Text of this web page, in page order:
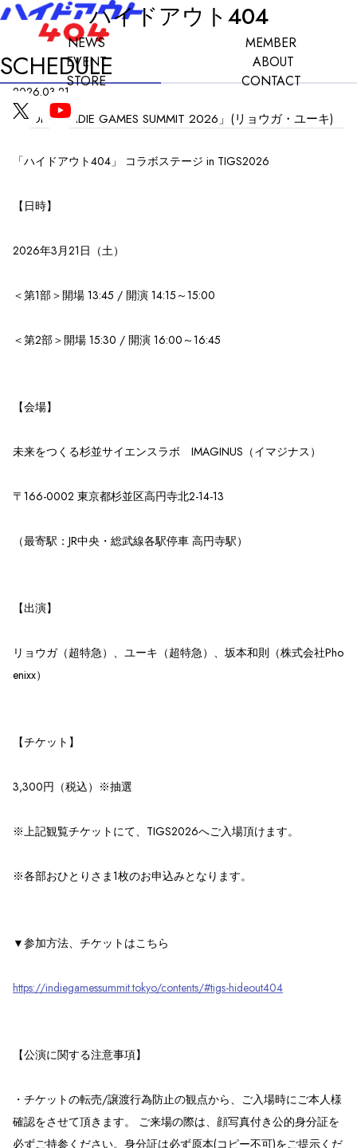
ハイドアウト404
NEWS
MEMBER
EVENT
ABOUT
STORE
CONTACT
SCHEDULE
2026.03.21
「TOKYO INDIE GAMES SUMMIT 2026」(リョウガ・ユーキ)
「ハイドアウト404」 コラボステージ in TIGS2026
【日時】
2026年3月21日（土）
＜第1部＞開場 13:45 / 開演 14:15～15:00
＜第2部＞開場 15:30 / 開演 16:00～16:45
【会場】
未来をつくる杉並サイエンスラボ IMAGINUS（イマジナス）
〒166-0002 東京都杉並区⾼円寺北2-14-13
（最寄駅：JR中央・総武線各駅停車 高円寺駅）
【出演】
リョウガ（超特急）、ユーキ（超特急）、坂本和則（株式会社Pho
enixx）
【チケット】
3,300円（税込）※抽選
※上記観覧チケットにて、TIGS2026へご入場頂けます。
※各部おひとりさま1枚のお申込みとなります。
▼参加方法、チケットはこちら
https://indiegamessummit.tokyo/contents/#tigs-hideout404
【公演に関する注意事項】
・チケットの転売/譲渡行為防止の観点から、ご入場時にご本人様
確認をさせて頂きます。 ご来場の際は、顔写真付き公的身分証を
必ずご持参ください。身分証は必ず原本(コピー不可)をご提示くだ